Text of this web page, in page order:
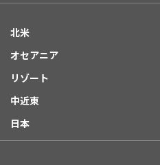
北米
オセアニア
リゾート
中近東
日本